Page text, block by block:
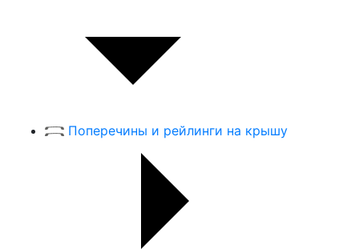
Поперечины и рейлинги на крышу